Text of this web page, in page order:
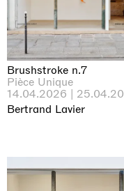
Brushstroke n.7
Pièce Unique
14.04.2026 |
Bertrand Lavier